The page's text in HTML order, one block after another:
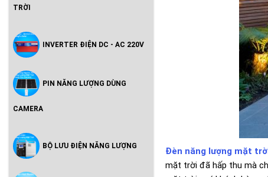
Vườn Cao Cấp Chính Hãng
TRỜI
INVERTER ĐIỆN DC - AC 220V
PIN NĂNG LƯỢNG DÙNG
CAMERA
BỘ LƯU ĐIỆN NĂNG LƯỢNG
Đèn năng lượng mặt
mặt trời đã hấp thu mà